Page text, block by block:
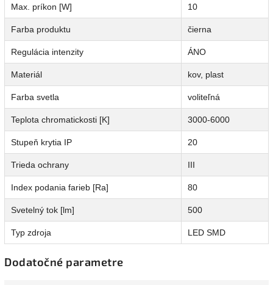
Max. príkon [W] 10
Farba produktu čierna
Regulácia intenzity ÁNO
Materiál kov, plast
Farba svetla voliteľná
Teplota chromatickosti [K] 3000-6000
Stupeň krytia IP 20
Trieda ochrany III
Index podania farieb [Ra] 80
Svetelný tok [lm] 500
Typ zdroja LED SMD
Dodatočné parametre